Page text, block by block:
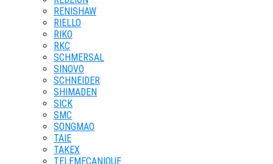
RENISHAW
RIELLO
RIKO
RKC
SCHMERSAL
SINOVO
SCHNEIDER
SHIMADEN
SICK
SMC
SONGMAO
TAIE
TAKEX
TELEMECANIQUE